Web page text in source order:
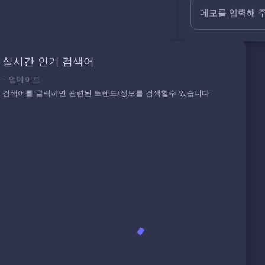
메모를 입력해
실시간 인기 검색어
- 업데이트
검색어를 클릭하면 관련된 트렌드/정보를 검색할수 있습니다